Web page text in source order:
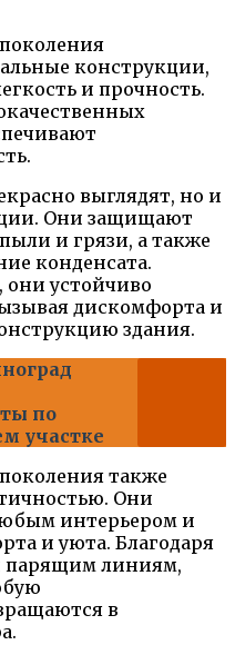
конструкции,
и прочность.
выглядят, но и
Они защищают
и грязи, а также
конденсата.
они устойчиво
дискомфорта и
здания.
по
участке
также
Они
интерьером и
и уюта. Благодаря
парящим линиям,
в